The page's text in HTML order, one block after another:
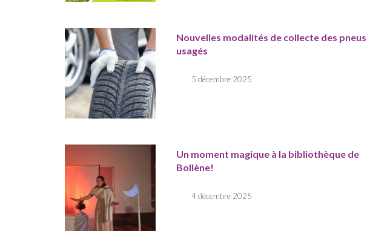
Nouvelles modalités de collecte des pneus
usagés
5 décembre 2025
Un moment magique à la bibliothèque de
Bollène!
4 décembre 2025